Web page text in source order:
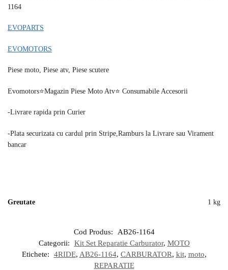
1164
EVOPARTS
EVOMOTORS
Piese moto, Piese atv, Piese scutere
Evomotors⭐️Magazin Piese Moto Atv⭐️ Consumabile Accesorii
-Livrare rapida prin Curier
-Plata securizata cu cardul prin Stripe,Ramburs la Livrare sau Virament
bancar
Greutate 1 kg
Cod Produs:
AB26-1164
Categorii:
Kit Set Reparatie Carburator, MOTO
Etichete:
4RIDE, AB26-1164, CARBURATOR, kit, moto,
REPARATIE